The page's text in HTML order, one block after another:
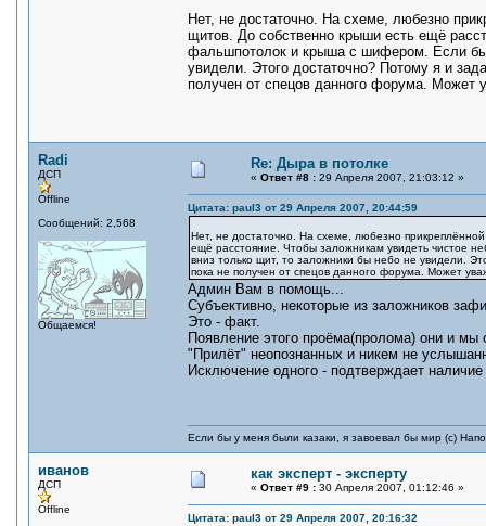
Нет, не достаточно. На схеме, любезно
щитов. До собственно крыши есть ещё
фальшпотолок и крыша с шифером. Если бы
увидели. Этого достаточно? Потому я и
получен от спецов данного форума.
Radi
ДСП
Offline
Сообщений: 2,568
Общаемся!
Re: Дыра в потолке
« Ответ #8 : 29 Апреля 2007, 21:03:12 »
Цитата: paul3 от 29 Апреля 2007, 20:44:59
Нет, не достаточно. На схеме, любезно
ещё расстояние. Чтобы заложникам увидеть чистое
вниз только щит, то заложники бы небо не увидели.
пока не получен от спецов данного форума. Может
Админ Вам в помощь...
Субъективно, некоторые из заложников
Это - факт.
Появление этого проёма(пролома) они и
"Прилёт" неопознанных и никем не
Исключение одного - подтверждает наличие
Если бы у меня были казаки, я завоевал бы мир (с)
иванов
ДСП
Offline
как эксперт - эксперту
« Ответ #9 : 30 Апреля 2007, 01:12:46 »
Цитата: paul3 от 29 Апреля 2007, 20:16:32